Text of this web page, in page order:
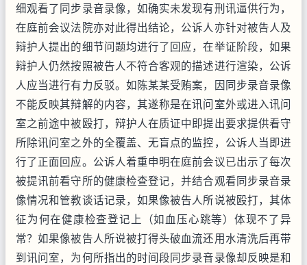
细观看了同步录音录像，如确实未发现有刑讯逼供行为，
在庭前会议法院亦对此得出结论，公诉人亦针对被告人及
辩护人提出的细节问题均进行了回应，在举证阶段，如果
辩护人仍然按照被告人不符合客观的描述进行渲染，公诉
人应当进行有力反驳。如陈某某受贿案，因同步录音录像
不能反映其辩解的内容，其遂称是在讯问室外或进入讯问
室之前途中被殴打，辩护人在质证中即提出要求提供看守
所除讯问室之外的全覆盖、无盲点的监控，公诉人当即进
行了正面回应。公诉人着重申明在庭前会议已出示了每次
被提讯前看守所的健康检查登记，并结合观看同步录音录
像情况和管教谈话记录，如果像被告人所说被殴打，其体
征为何在健康检查登记上（如血压心跳等）体现不了异
常？如果像被告人所说被打得头破血流还用水清洗后再带
到讯问室，为何所指出的时间段同步录音录像却反映是和